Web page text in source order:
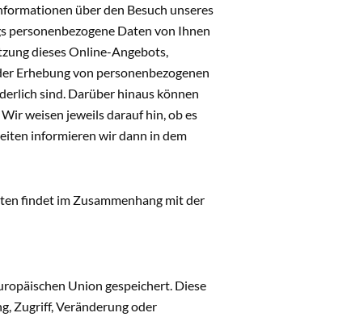
über den Besuch unseres
personenbezogene Daten von Ihnen
dieses Online-Angebots,
Erhebung von personenbezogenen
sind. Darüber hinaus können
weisen jeweils darauf hin, ob es
informieren wir dann in dem
findet im Zusammenhang mit der
Union gespeichert. Diese
Zugriff, Veränderung oder